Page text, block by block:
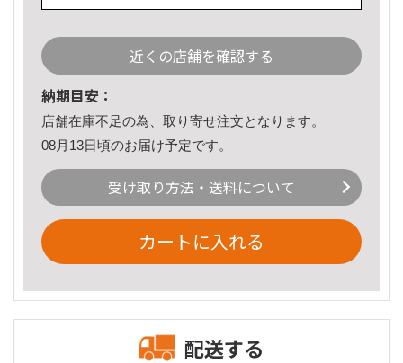
近くの店舗を確認する
納期目安：
店舗在庫不足の為、取り寄せ注文となります。
08月13日頃のお届け予定です。
受け取り方法・送料について
カートに入れる
配送する